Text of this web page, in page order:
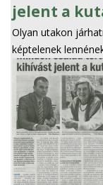
jelent a
Olyan utakon
képtelenek